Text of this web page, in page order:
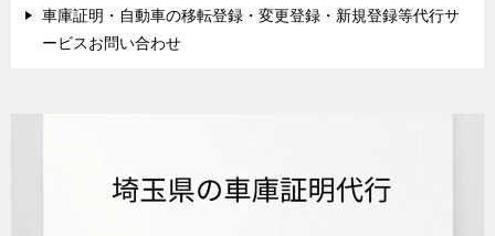
車庫証明・自動車の移転登録・変更登録・新規登録等代行サ
ービスお問い合わせ